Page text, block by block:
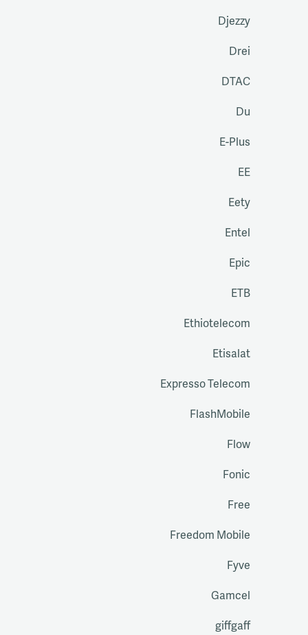
Djezzy
Drei
DTAC
Du
E-Plus
EE
Eety
Entel
Epic
ETB
Ethiotelecom
Etisalat
Expresso Telecom
FlashMobile
Flow
Fonic
Free
Freedom Mobile
Fyve
Gamcel
giffgaff